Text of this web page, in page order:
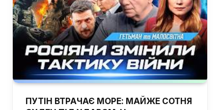
ПУТІН ВТРАЧАЄ МОРЕ: МАЙЖЕ СОТНЯ